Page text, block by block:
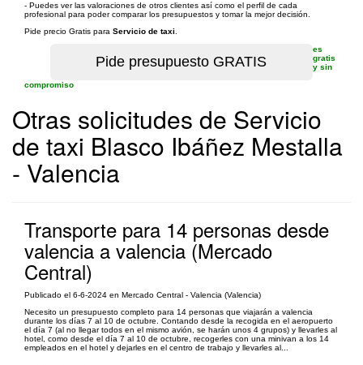
- Puedes ver las valoraciones de otros clientes así como el perfil de cada
profesional para poder comparar los presupuestos y tomar la mejor decisión.
Pide precio Gratis para Servicio de taxi
es
gratis
y sin
compromiso
Otras solicitudes de Servicio
de taxi Blasco Ibáñez Mestalla
- Valencia
Transporte para 14 personas desde
valencia a valencia (Mercado
Central)
Publicado el 6-6-2024 en Mercado Central - Valencia (Valencia)
Necesito un presupuesto completo para 14 personas que viajarán a valencia
durante los días 7 al 10 de octubre. Contando desde la recogida en el aeropuerto
el día 7 (al no llegar todos en el mismo avión, se harán unos 4 grupos) y llevarles al
hotel, como desde el día 7 al 10 de octubre, recogerles con una minivan a los 14
empleados en el hotel y dejarles en el centro de trabajo y llevarles al...